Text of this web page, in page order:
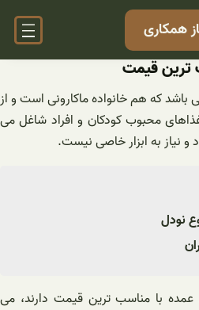
همکاری
ترین قیمت
که هم خانواده ماکارونی است و از
محبوب کودکان و افراد شاغل می
نیاز به ابزار خاصی نیست.
نودل
با مناسب ترین قیمت دارند، می